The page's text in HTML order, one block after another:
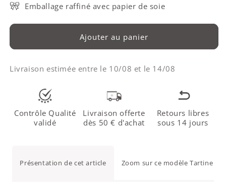
Emballage raffiné avec papier de soie
Ajouter au panier
Livraison estimée entre le 10/08 et le 14/08
Contrôle Qualité
validé
Livraison offerte
dès 50 € d'achat
Retours libres
sous 14 jours
Présentation de cet article Zoom sur ce modèle Tartine et